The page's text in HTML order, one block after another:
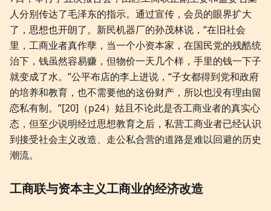
人分别传达了毛泽东的指示。通过宣传，会员的眼界扩大
了，思想也开朗了。新民机器厂的孙茂林说，“在旧社会
里，工商业者真作孽，当一个小资本家，在国民党的残酷统
治下，钱虽然容易赚，但物价一天几个样，手里的钱一下子
就变成了水。”公平布店的李上进说，“子女都得到党和政府
的培养和教育，也不需要他的这份财产，所以也没有理由留
恋私有制。”[20]（p24）姑且不论此是否工商业者的真实心
态，但至少说明经过思想教育之后，私营工商业者已经认识
到接受社会主义改造、走公私合营的道路是难以回避的历史
潮流。
工商联与资本主义工商业的经济改造